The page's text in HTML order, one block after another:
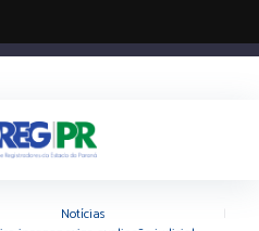
Notícias